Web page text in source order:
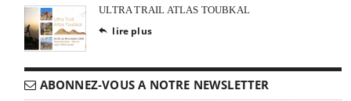
ULTRA TRAIL ATLAS TOUBKAL
 lire plus
ABONNEZ-VOUS A NOTRE NEWSLETTER